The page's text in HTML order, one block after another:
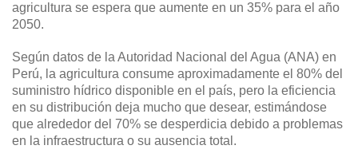
agricultura se espera que aumente en un 35% para el año
2050.
Según datos de la Autoridad Nacional del Agua (ANA) en
Perú, la agricultura consume aproximadamente el 80% del
suministro hídrico disponible en el país, pero la eficiencia
en su distribución deja mucho que desear, estimándose
que alrededor del 70% se desperdicia debido a problemas
en la infraestructura o su ausencia total.